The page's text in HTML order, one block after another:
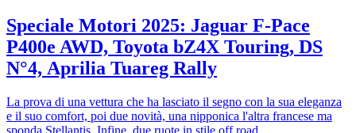
Speciale Motori 2025: Jaguar F-Pace
P400e AWD, Toyota bZ4X Touring, DS
N°4, Aprilia Tuareg Rally
La prova di una vettura che ha lasciato il segno con la sua eleganza
e il suo comfort, poi due novità, una nipponica l'altra francese ma
sponda Stellantis. Infine, due ruote in stile off road.